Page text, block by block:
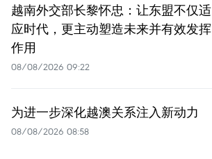
越南外交部长黎怀忠：让东盟不仅适
应时代，更主动塑造未来并有效发挥
作用
08/08/2026 09:22
为进一步深化越澳关系注入新动力
08/08/2026 08:58